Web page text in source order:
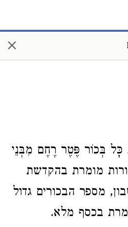
×
כָּל בְּכוֹר פֶּטֶר רֶחֶם מִבְּנֵי
מומרת בהקדשת
מספר הבכורים גדול
בכסף מלא.